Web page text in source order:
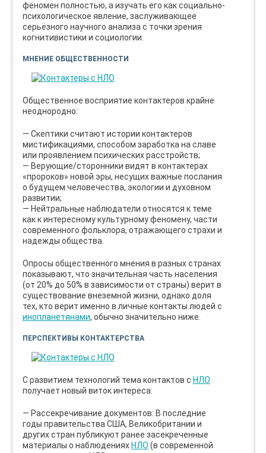
феномен полностью, а изучать его как социально-
психологическое явление, заслуживающее
серьёзного научного анализа с точки зрения
когнитивистики и социологии.
МНЕНИЕ ОБЩЕСТВЕННОСТИ
Общественное восприятие контактеров крайне
неоднородно:
— Скептики считают истории контактеров
мистификациями, способом заработка на славе
или проявлением психических расстройств;
— Верующие/сторонники видят в контактерах
«пророков» новой эры, несущих важные послания
о будущем человечества, экологии и духовном
развитии;
— Нейтральные наблюдатели относятся к теме
как к интересному культурному феномену, части
современного фольклора, отражающего страхи и
надежды общества.
Опросы общественного мнения в разных странах
показывают, что значительная часть населения
(от 20% до 50% в зависимости от страны) верит в
существование внеземной жизни, однако доля
тех, кто верит именно в личные контакты людей с
инопланетянами, обычно значительно ниже.
ПЕРСПЕКТИВЫ КОНТАКТЕРСТВА
С развитием технологий тема контактов с НЛО
получает новый виток интереса:
— Рассекречивание документов: В последние
годы правительства США, Великобритании и
других стран публикуют ранее засекреченные
материалы о наблюдениях НЛО (в современной